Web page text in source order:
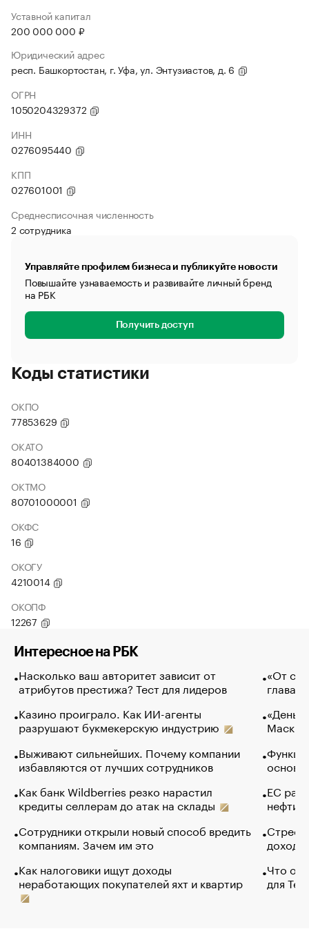
Уставной капитал
200 000 000 ₽
Юридический адрес
респ. Башкортостан, г. Уфа, ул. Энтузиастов, д. 6
ОГРН
1050204329372
ИНН
0276095440
КПП
027601001
Среднесписочная численность
2 сотрудника
Управляйте профилем бизнеса и публикуйте новости
Повышайте узнаваемость и развивайте личный бренд
на РБК
Получить доступ
Коды статистики
ОКПО
77853629
ОКАТО
80401384000
ОКТМО
80701000001
ОКФС
16
ОКОГУ
4210014
ОКОПФ
12267
Интересное на РБК
Насколько ваш авторитет зависит от
атрибутов престижа? Тест для лидеров
Казино проиграло. Как ИИ-агенты
разрушают букмекерскую индустрию
Выживают сильнейших. Почему компании
избавляются от лучших сотрудников
Как банк Wildberries резко нарастил
кредиты селлерам до атак на склады
Сотрудники открыли новый способ вредить
компаниям. Зачем им это
Как налоговики ищут доходы
неработающих покупателей яхт и квартир
«От
глава
Маск в
основ
ЕС
нефти
Что
для